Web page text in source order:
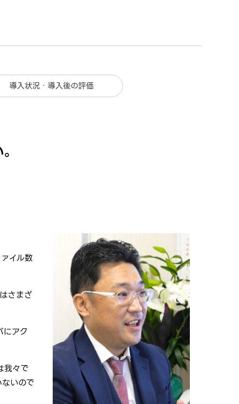
導入状況・導入後の評価
イル数
さまざ
アク
我々で
いので